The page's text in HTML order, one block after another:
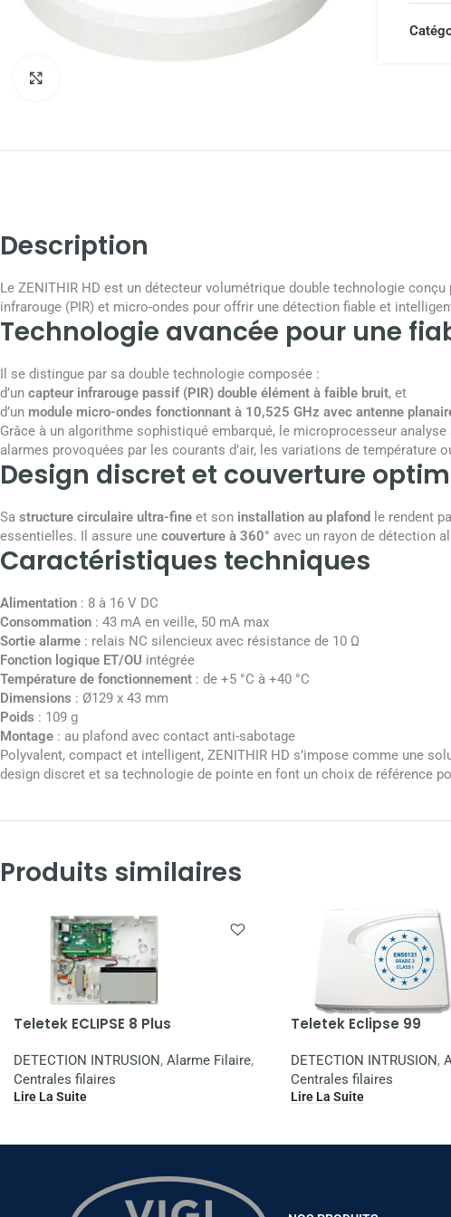
Description
Le ZENITHIR HD est un détecteur volumétrique double technologie
infrarouge (PIR) et micro-ondes pour offrir une détection fiable et
Technologie avancée pour une
Il se distingue par sa double technologie composée :
d’un capteur infrarouge passif (PIR) double élément à faible bruit, et
d’un module micro-ondes fonctionnant à 10,525 GHz avec antenne
Grâce à un algorithme sophistiqué embarqué, le microprocesseur
alarmes provoquées par les courants d’air, les variations de température
Design discret et couverture
Sa structure circulaire ultra-fine et son installation au plafond le rendent
essentielles. Il assure une couverture à 360° avec un rayon de détection
Caractéristiques techniques
Alimentation : 8 à 16 V DC
Consommation : 43 mA en veille, 50 mA max
Sortie alarme : relais NC silencieux avec résistance de 10 Ω
Fonction logique ET/OU intégrée
Température de fonctionnement : de +5 °C à +40 °C
Dimensions : Ø129 x 43 mm
Poids : 109 g
Montage : au plafond avec contact anti-sabotage
Polyvalent, compact et intelligent, ZENITHIR HD s’impose comme une
design discret et sa technologie de pointe en font un choix de référence
Produits similaires
Teletek ECLIPSE 8 Plus
DETECTION INTRUSION , Alarme Filaire,
Centrales filaires
Lire La Suite
Teletek Eclipse 99
DETECTION INTRUSION ,
Centrales filaires
Lire La Suite